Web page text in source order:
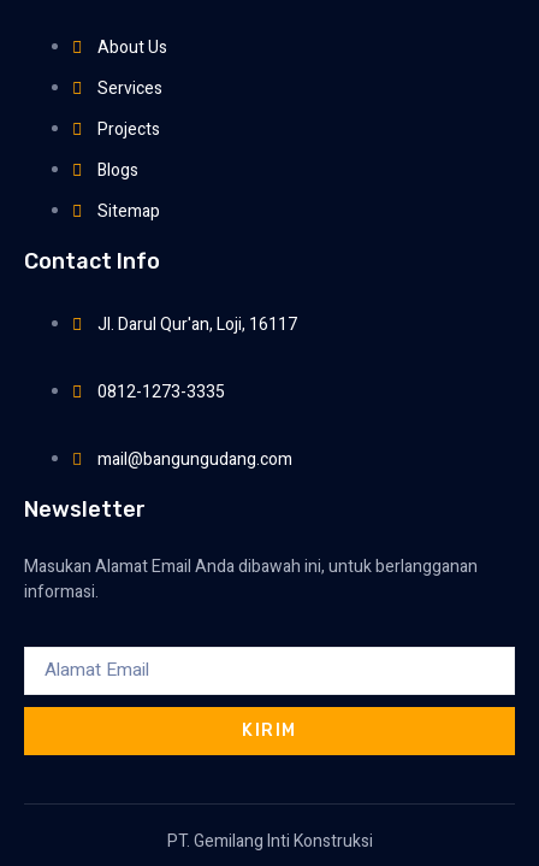
About Us
Services
Projects
Blogs
Sitemap
Contact Info
Jl. Darul Qur'an, Loji, 16117
0812-1273-3335
mail@bangungudang.com
Newsletter
Masukan Alamat Email Anda dibawah ini, untuk berlangganan
informasi.
KIRIM
PT. Gemilang Inti Konstruksi